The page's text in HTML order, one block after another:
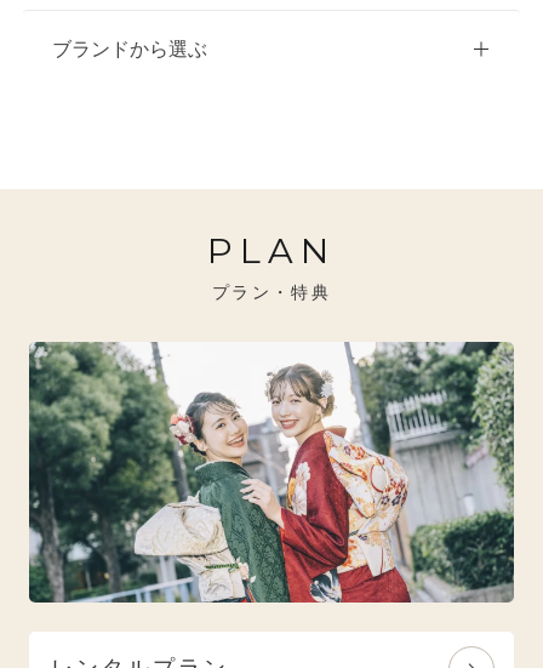
10万円台以下
20万円～26万円未満
26万円～31万円未満
クラシック
クール
ナチュラル
ブランドから選ぶ
イエベ秋におすすめ
ブルべ夏におすすめ
ブルべ冬におすすめ
特選技法
オリジナルブランド
人気モデルブランド
PLAN
プラン・特典